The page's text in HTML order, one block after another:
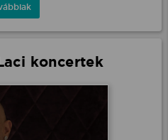
koncertek